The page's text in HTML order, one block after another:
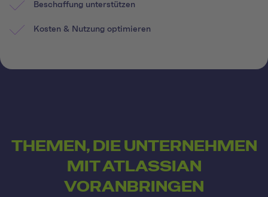
Beschaffung unterstützen
Kosten & Nutzung optimieren
THEMEN, DIE UNTERNEHMEN
MIT ATLASSIAN
VORANBRINGEN